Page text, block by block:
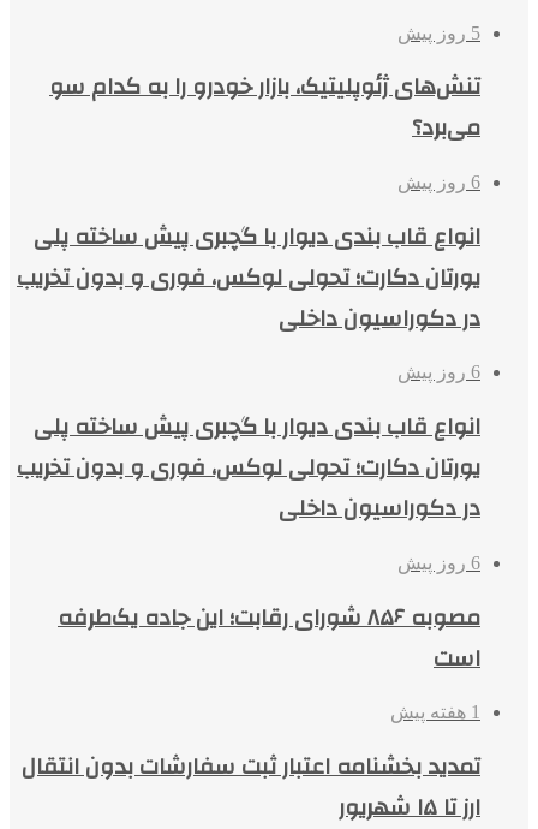
5 روز پیش
تنش‌های ژئوپلیتیک، بازار خودرو را به کدام سو
می‌برد؟
6 روز پیش
انواع قاب بندی دیوار با گچبری پیش ساخته پلی
یورتان دکارت؛ تحولی لوکس، فوری و بدون تخریب
در دکوراسیون داخلی
6 روز پیش
انواع قاب بندی دیوار با گچبری پیش ساخته پلی
یورتان دکارت؛ تحولی لوکس، فوری و بدون تخریب
در دکوراسیون داخلی
6 روز پیش
مصوبه ۸۵۶ شورای رقابت؛ این جاده یک‌طرفه
است
1 هفته پیش
تمدید بخشنامه اعتبار ثبت سفارشات بدون انتقال
ارز تا ۱۵ شهریور